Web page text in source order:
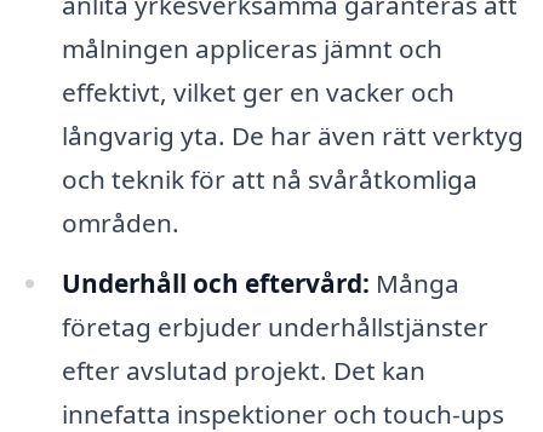
målningen appliceras jämnt och
effektivt, vilket ger en vacker och
långvarig yta. De har även rätt verktyg
och teknik för att nå svåråtkomliga
områden.
Underhåll och eftervård: Många
företag erbjuder underhållstjänster
efter avslutad projekt. Det kan
innefatta inspektioner och touch-ups